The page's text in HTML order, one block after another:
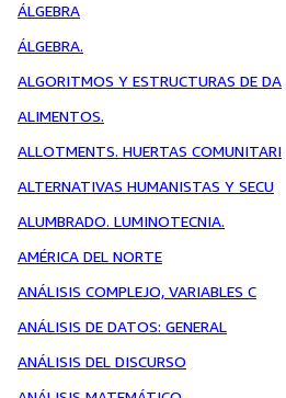
ÁLGEBRA
ÁLGEBRA.
ALGORITMOS Y ESTRUCTURAS DE DA
ALIMENTOS.
ALLOTMENTS. HUERTAS COMUNITARI
ALTERNATIVAS HUMANISTAS Y SECU
ALUMBRADO. LUMINOTECNIA.
AMÉRICA DEL NORTE
ANÁLISIS COMPLEJO, VARIABLES C
ANÁLISIS DE DATOS: GENERAL
ANÁLISIS DEL DISCURSO